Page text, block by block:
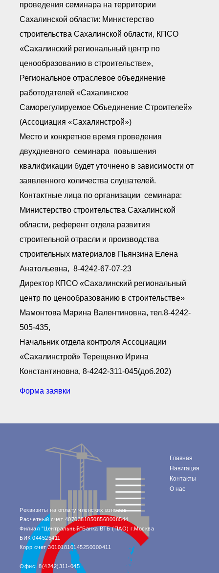
проведения семинара на территории
Сахалинской области: Министерство
строительства Сахалинской области, КПСО
«Сахалинский региональный центр по
ценообразованию в строительстве»,
Региональное отраслевое объединение
работодателей «Сахалинское
Саморегулируемое Объединение Строителей»
(Ассоциация «Сахалинстрой»)
Место и конкретное время проведения
двухдневного семинара повышения
квалификации будет уточнено в зависимости от
заявленного количества слушателей.
Контактные лица по организации семинара:
Министерство строительства Сахалинской
области, референт отдела развития
строительной отрасли и производства
строительных материалов Пьянзина Елена
Анатольевна, 8-4242-67-07-23
Директор КПСО «Сахалинский региональный
центр по ценообразованию в строительстве»
Мамонтова Марина Валентиновна, тел.8-4242-
505-435,
Начальник отдела контроля Ассоциации
«Сахалинстрой» Терещенко Ирина
Константиновна, 8-4242-311-045(доб.202)
Форма заявки
Реквизиты на оплату членских взносов
Расчетный счет 40703810508560008544
Филиал "Центральный"Банка ВТБ (ПАО) г.Москва
БИК 044525411
Корр.счет 30101810145250000411
Офис: 8(4242)311-045
Главная
Навигация
Контакты
О нас